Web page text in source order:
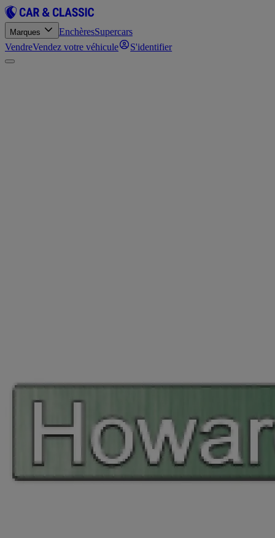
Marques EnchèresSupercars
VendreVendez votre véhicule S'identifier